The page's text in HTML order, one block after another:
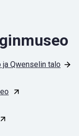
Qwenselin talo